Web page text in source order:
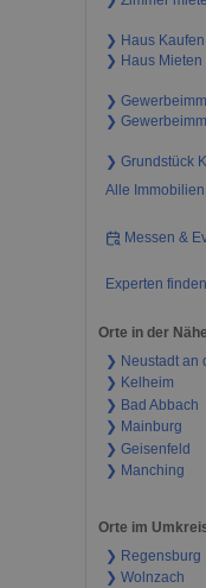
❯ Haus Kaufen
❯ Haus Mieten
❯
❯
❯ Grundstück
Alle Immobilien
Messen &
Experten finden
Orte in der Nähe
❯ Neustadt an
❯ Kelheim
❯ Bad Abbach
❯ Mainburg
❯ Geisenfeld
❯ Manching
Orte im
❯ Regensburg
❯ Wolnzach